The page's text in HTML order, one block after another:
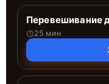
Перевешивание
25 мин